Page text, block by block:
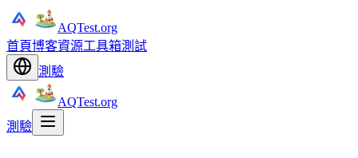
AQTest.org
首頁博客資源工具箱測試
測驗
AQTest.org
測驗